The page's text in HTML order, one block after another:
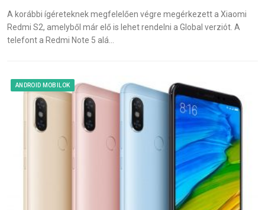
A korábbi ígéreteknek megfelelően végre megérkezett a Xiaomi
Redmi S2, amelyből már elő is lehet rendelni a Global verziót. A
telefont a Redmi Note 5 alá…
ANDROID MOBILOK